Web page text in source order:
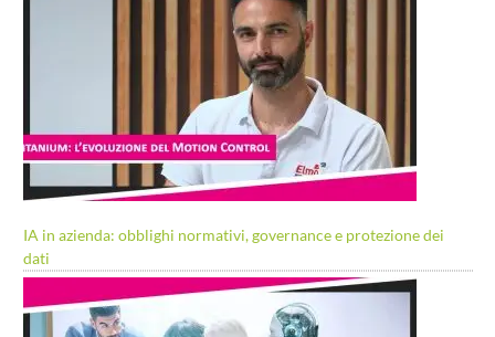
IA in azienda: obblighi normativi, governance e protezione dei
dati